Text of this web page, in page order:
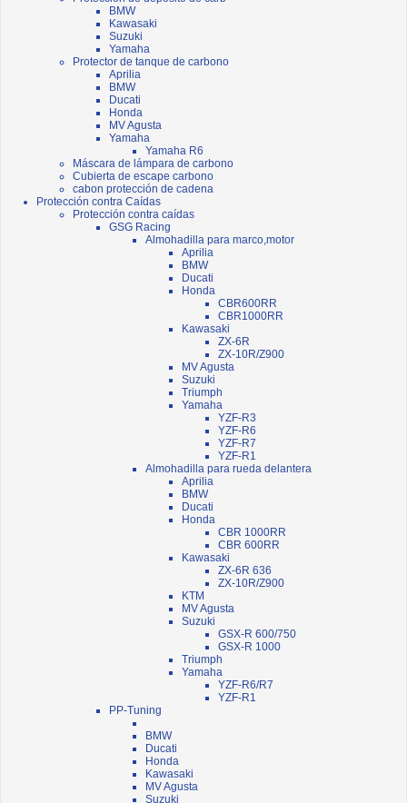
BMW
Kawasaki
Suzuki
Yamaha
Protector de tanque de carbono
Aprilia
BMW
Ducati
Honda
MV Agusta
Yamaha
Yamaha R6
Máscara de lámpara de carbono
Cubierta de escape carbono
cabon protección de cadena
Protección contra Caídas
Protección contra caídas
GSG Racing
Almohadilla para marco,motor
Aprilia
BMW
Ducati
Honda
CBR600RR
CBR1000RR
Kawasaki
ZX-6R
ZX-10R/Z900
MV Agusta
Suzuki
Triumph
Yamaha
YZF-R3
YZF-R6
YZF-R7
YZF-R1
Almohadilla para rueda delantera
Aprilia
BMW
Ducati
Honda
CBR 1000RR
CBR 600RR
Kawasaki
ZX-6R 636
ZX-10R/Z900
KTM
MV Agusta
Suzuki
GSX-R 600/750
GSX-R 1000
Triumph
Yamaha
YZF-R6/R7
YZF-R1
PP-Tuning
BMW
Ducati
Honda
Kawasaki
MV Agusta
Suzuki